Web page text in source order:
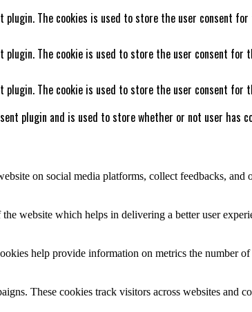
plugin. The cookies is used to store the user consent
plugin. The cookie is used to store the user consent
plugin. The cookie is used to store the user consent
plugin and is used to store whether or not user has
on social media platforms, collect feedbacks, and
website which helps in delivering a better user
help provide information on metrics the number
These cookies track visitors across websites and